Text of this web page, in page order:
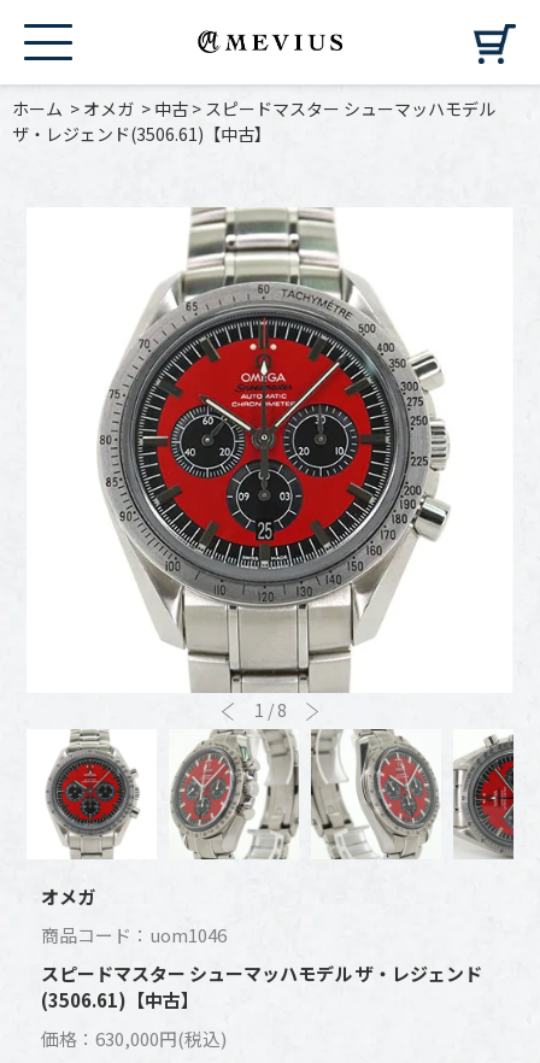
ホーム > オメガ > 中古 > スピードマスター シューマッハモデル
ザ・レジェンド(3506.61)【中古】
1 /8
オメガ
商品コード：uom1046
スピードマスター シューマッハモデル ザ・レジェンド
(3506.61)【中古】
価格：630,000円(税込)